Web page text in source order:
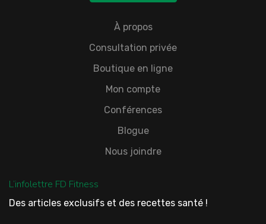
À propos
Consultation privée
Boutique en ligne
Mon compte
Conférences
Blogue
Nous joindre
L’infolettre FD Fitness
Des articles exclusifs et des recettes santé !